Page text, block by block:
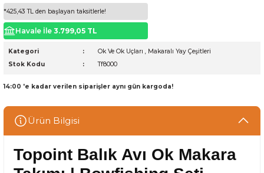
*425,43 TL den başlayan taksitlerle!
Havale İle 3.799,05 TL
Kategori Ok Ve Ok Uçları , Makaralı Yay Çeşitleri
Stok Kodu
Tf8000
14:00 'e kadar verilen siparişler aynı gün kargoda!
Ürün Bilgisi
Topoint Balık Avı Ok Makara